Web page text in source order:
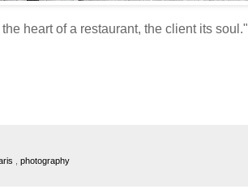
heart of a restaurant, the client its soul."
photography